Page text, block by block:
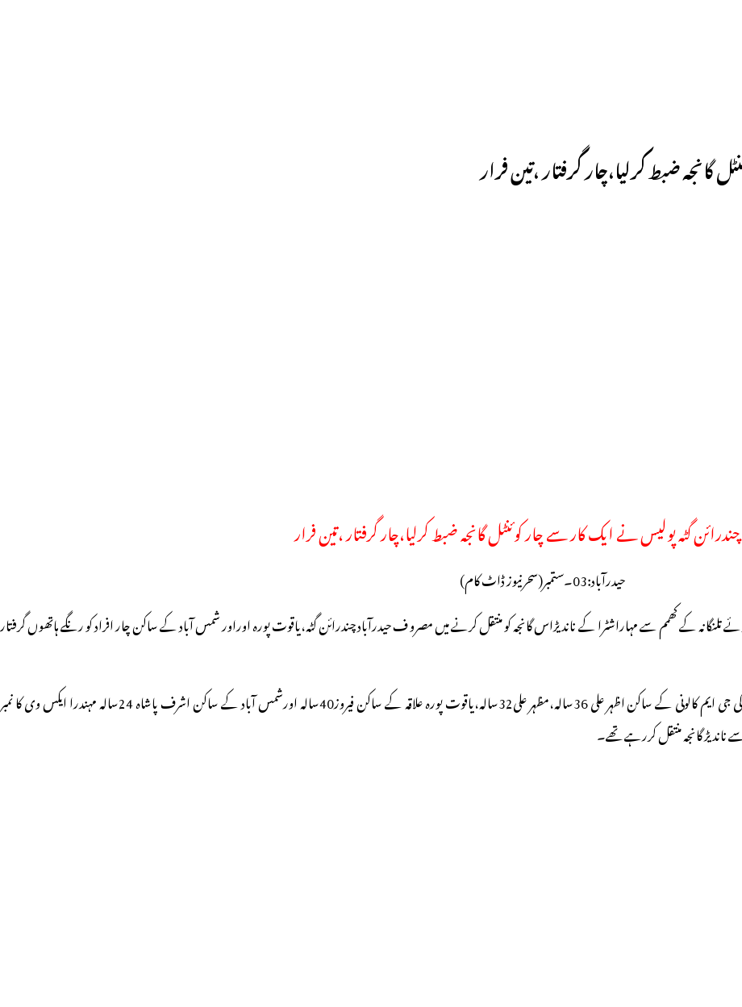
ضبط کرلیا،چار گرفتار ،تین فرار
گٹہ پولیس نے ایک کار سے چار کوئنٹل گانجہ ضبط کرلیا،چار گرفتار ،تین فرار
حیدرآباد:03۔ستمبر(سحرنیوز ڈاٹ کام)
کوئنٹل 400 کلو گرام گانجہ ضبط کرتے ہوئے تلنگانہ کے کھمم سے مہاراشٹرا کے ناندیڑاس گانجہ کو منتقل کرنے میں مصرو ف حیدرآباد چندرائن گٹہ،یاقوت پورہ اوراور شمس آباد کے ساکن چار افراد کو رنگے ہاتھوں گرفتار
انسپکٹر چندرائن گٹہ پولیس اسٹیشن کے این پرساد ورما کے بموجب چندرائن گٹہ کی جی ایم کالونی کے ساکن اظہر علی 36سالہ،مظہر علی32سالہ،یاقوت پورہ علاقہ کے ساکن فیروز40سالہ اورشمس آباد کے ساکن اشرف پاشاہ 24سالہ مہندرا ایکس وی کا نمبر